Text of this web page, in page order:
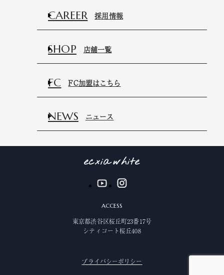
CAREER 採用情報
SHOP 店舗一覧
FC FC加盟はこちら
NEWS ニュース
ACCESS
東京都渋谷区桜丘町23番17号
シティコート桜丘408
プライバシーポリシー